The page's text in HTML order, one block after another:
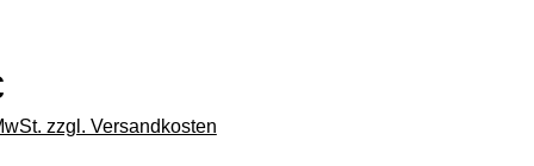
zzgl. Versandkosten